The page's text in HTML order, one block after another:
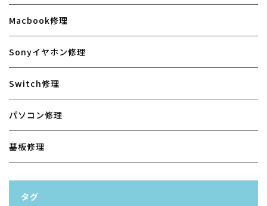
Macbook修理
Sonyイヤホン修理
Switch修理
パソコン修理
基板修理
タグ